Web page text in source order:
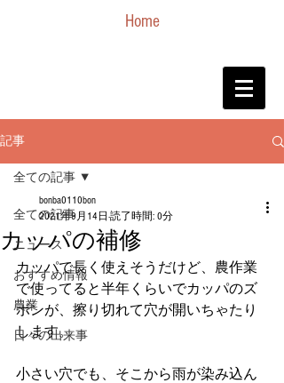
Home
記事
全ての記事
ニュース
おすすめ情報
農業
日々の出来事
全ての記事
カッパの補修
bonba0110bon
2021年9月14日 読了時間: 0分
カッパで長く使えそうだけど、農作業
で使ってると半年くらいでカッパのズ
ボンが、擦り切れて穴が開いちゃたり
します。
小さい穴でも、そこから雨が染み込ん